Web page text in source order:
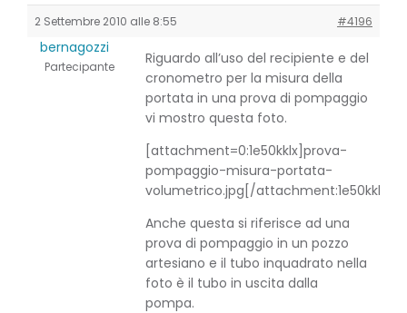
2 Settembre 2010 alle 8:55 #4196
bernagozzi
Partecipante
Riguardo all’uso del recipiente e del
cronometro per la misura della
portata in una prova di pompaggio
vi mostro questa foto.
[attachment=0:1e50kklx] prova-
pompaggio-misura-portata-
volumetrico.jpg [/attachment:1e50kklx]
Anche questa si riferisce ad una
prova di pompaggio in un pozzo
artesiano e il tubo inquadrato nella
foto è il tubo in uscita dalla
pompa.